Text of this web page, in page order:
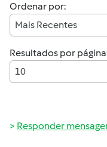
Ordenar por:
Mais Recentes
Resultados por
10
Responder